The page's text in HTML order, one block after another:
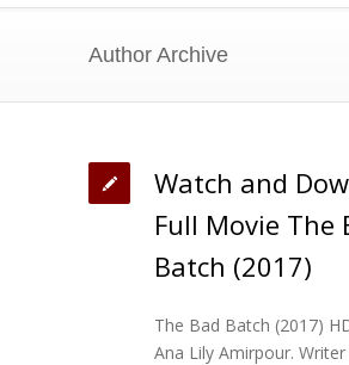
Author Archive
Watch and
Full Movie The
Batch (2017)
The Bad Batch (2017)
Ana Lily Amirpour. Writer